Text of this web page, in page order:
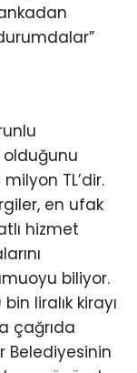
olduğunu
TL’dir.
en ufak
hizmet
biliyor.
liralık kirayı
çağrıda
Belediyesinin